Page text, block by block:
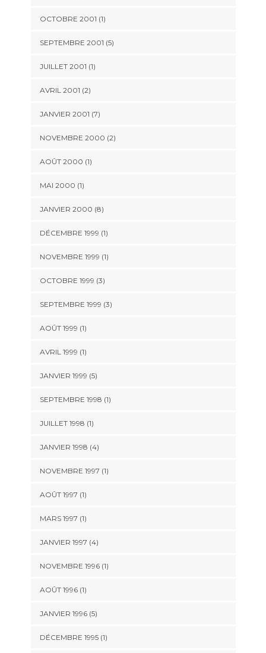
OCTOBRE 2001 (1)
SEPTEMBRE 2001 (5)
JUILLET 2001 (1)
AVRIL 2001 (2)
JANVIER 2001 (7)
NOVEMBRE 2000 (2)
AOÛT 2000 (1)
MAI 2000 (1)
JANVIER 2000 (8)
DÉCEMBRE 1999 (1)
NOVEMBRE 1999 (1)
OCTOBRE 1999 (3)
SEPTEMBRE 1999 (3)
AOÛT 1999 (1)
AVRIL 1999 (1)
JANVIER 1999 (5)
SEPTEMBRE 1998 (1)
JUILLET 1998 (1)
JANVIER 1998 (4)
NOVEMBRE 1997 (1)
AOÛT 1997 (1)
MARS 1997 (1)
JANVIER 1997 (4)
NOVEMBRE 1996 (1)
AOÛT 1996 (1)
JANVIER 1996 (5)
DÉCEMBRE 1995 (1)